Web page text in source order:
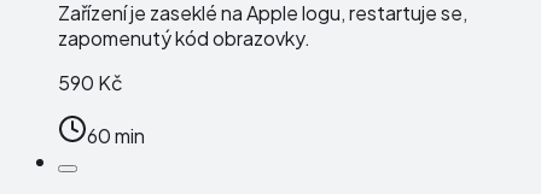
Zařízení je zaseklé na Apple logu, restartuje se,
zapomenutý kód obrazovky.
590 Kč
60 min